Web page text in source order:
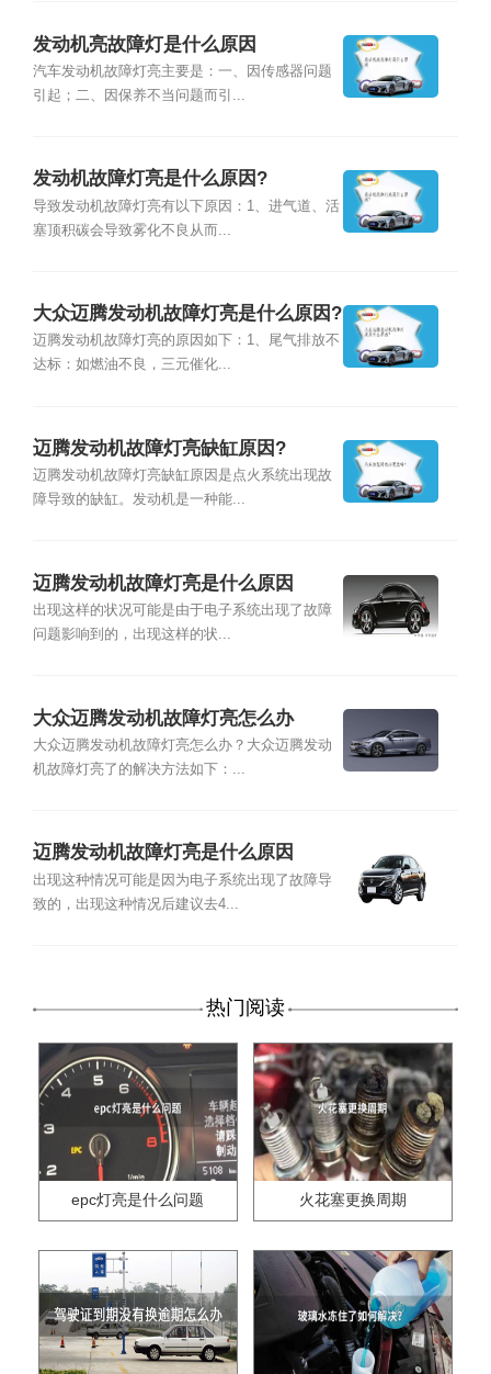
发动机亮故障灯是什么原因
汽车发动机故障灯亮主要是：一、因传感器问题
引起；二、因保养不当问题而引...
发动机故障灯亮是什么原因?
导致发动机故障灯亮有以下原因：1、进气道、活
塞顶积碳会导致雾化不良从而...
大众迈腾发动机故障灯亮是什么原因?
迈腾发动机故障灯亮的原因如下：1、尾气排放不
达标：如燃油不良，三元催化...
迈腾发动机故障灯亮缺缸原因?
迈腾发动机故障灯亮缺缸原因是点火系统出现故
障导致的缺缸。发动机是一种能...
迈腾发动机故障灯亮是什么原因
出现这样的状况可能是由于电子系统出现了故障
问题影响到的，出现这样的状...
大众迈腾发动机故障灯亮怎么办
大众迈腾发动机故障灯亮怎么办？大众迈腾发动
机故障灯亮了的解决方法如下：...
迈腾发动机故障灯亮是什么原因
出现这种情况可能是因为电子系统出现了故障导
致的，出现这种情况后建议去4...
热门阅读
epc灯亮是什么问题 火花塞更换周期